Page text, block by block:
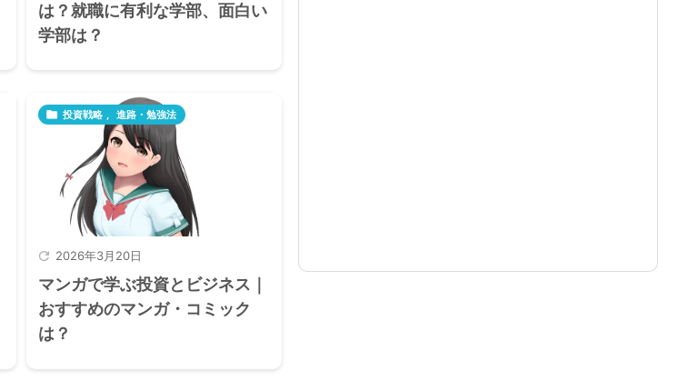
は？就職に有利な学部、面白い
学部は？
 2026年3月20日
 投資戦略 , 進路・勉強法
マンガで学ぶ投資とビジネス｜
おすすめのマンガ・コミック
は？